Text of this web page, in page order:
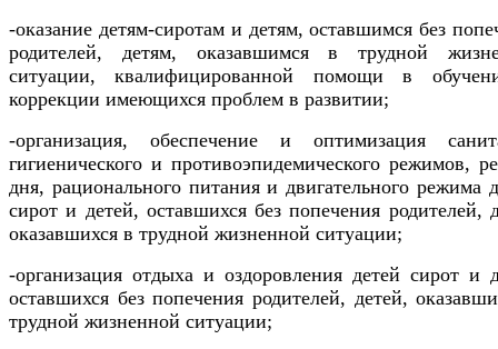
-оказание детям-сиротам и детям, оставшимся без
родителей, детям, оказавшимся в трудной
ситуации, квалифицированной помощи в
коррекции имеющихся проблем в развитии;
-организация, обеспечение и оптимизация
гигиенического и противоэпидемического режимов,
дня, рационального питания и двигательного режима
сирот и детей, оставшихся без попечения родителей,
оказавшихся в трудной жизненной ситуации;
-организация отдыха и оздоровления детей сирот и
оставшихся без попечения родителей, детей,
трудной жизненной ситуации;